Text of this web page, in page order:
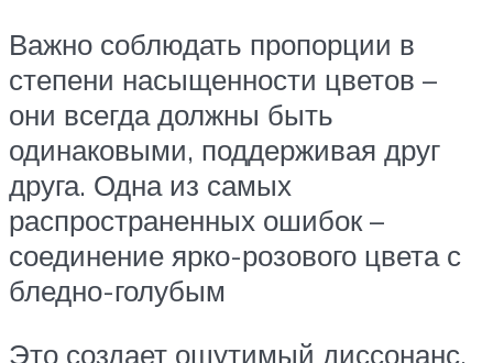
Важно соблюдать пропорции в
степени насыщенности цветов –
они всегда должны быть
одинаковыми, поддерживая друг
друга. Одна из самых
распространенных ошибок –
соединение ярко-розового цвета с
бледно-голубым
Это создает ощутимый диссонанс.